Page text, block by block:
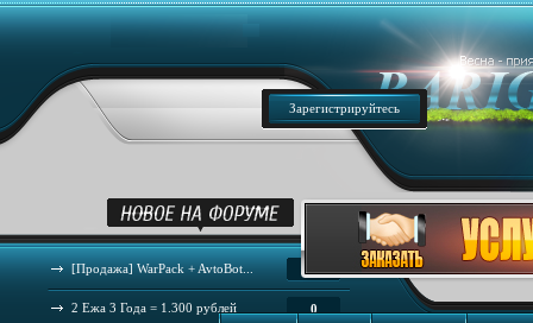
Зарегистрируйтесь
44
[Продажа] WarPack + AvtoBot...
0
2 Ежа 3 Года = 1.300 рублей